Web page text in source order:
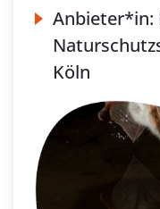
Anbieter*in:
Köln